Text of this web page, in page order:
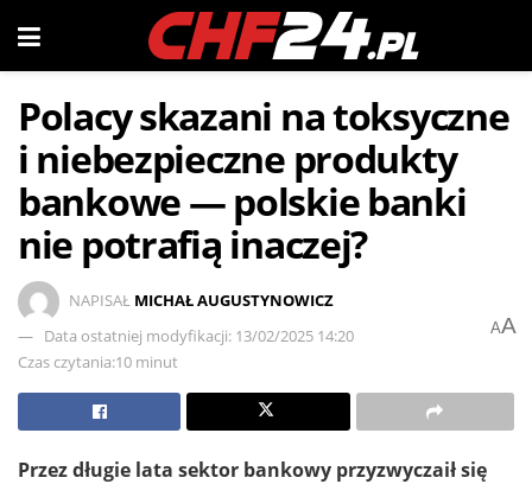
Polacy skazani na toksyczne
i niebezpieczne produkty
bankowe — polskie banki
nie potrafią inaczej?
NAPISAŁ MICHAŁ AUGUSTYNOWICZ
Data ostatniej modyfikacji: 13/02/2025 14:20
Czas czytania:10 minut
AA
Przez długie lata sektor bankowy przyzwyczaił się